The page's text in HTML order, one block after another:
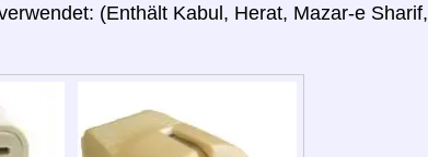
(Enthält Kabul, Herat, Mazar-e Sharif,